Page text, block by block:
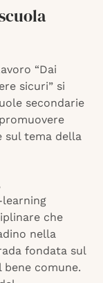
“Dai
sicuri” si
secondarie
sul tema della
learning
che
nella
fondata sul
comune.